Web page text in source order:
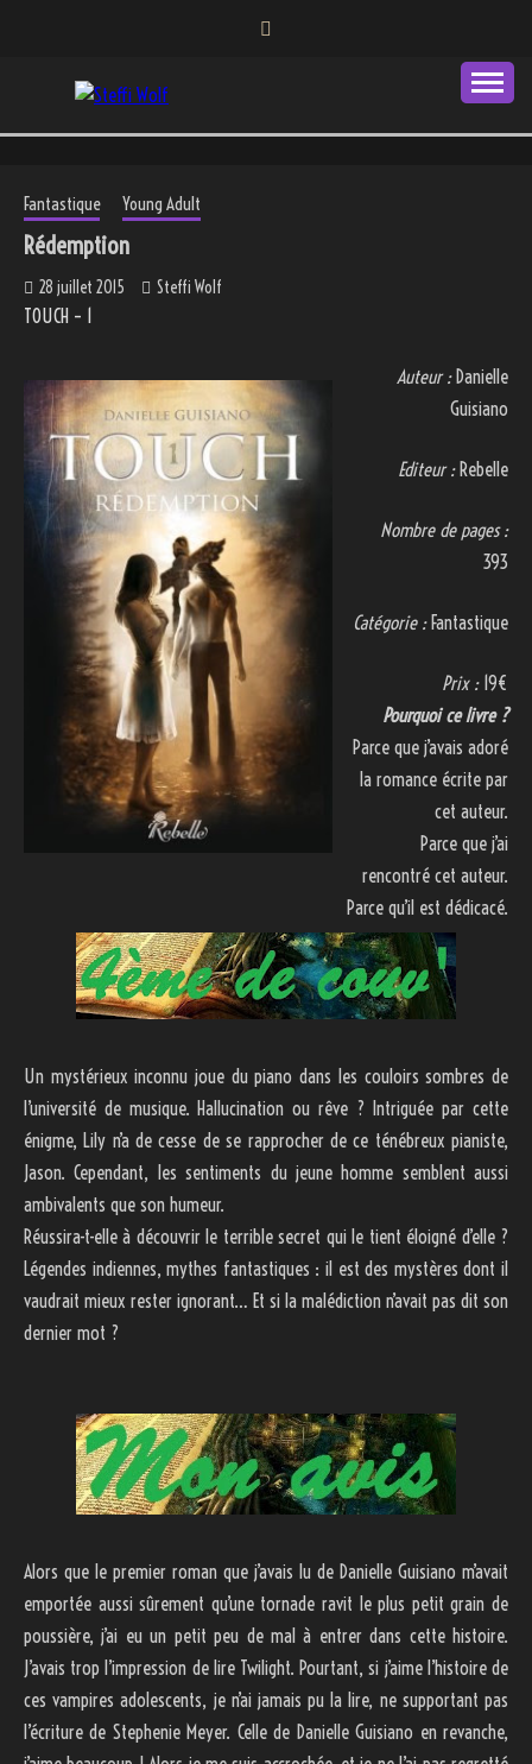
STEFFI WOLF
Fantastique Young Adult
Rédemption
28 juillet 2015 Steffi Wolf
TOUCH – 1
Auteur :Danielle
Guisiano
Editeur :Rebelle
Nombre de pages :
393
Catégorie :Fantastique
Prix :19€
Pourquoi ce livre ?
Parce que j’avais adoré
la romance écrite par
cet auteur.
Parce que j’ai
rencontré cet auteur.
Parce qu’il est dédicacé.
Un mystérieux inconnu joue du piano dans les couloirs sombres de
l’université de musique. Hallucination ou rêve ? Intriguée par cette
énigme, Lily n’a de cesse de se rapprocher de ce ténébreux pianiste,
Jason. Cependant, les sentiments du jeune homme semblent aussi
ambivalents que son humeur.
Réussira-t-elle à découvrir le terrible secret qui le tient éloigné d’elle ?
Légendes indiennes, mythes fantastiques : il est des mystères dont il
vaudrait mieux rester ignorant… Et si la malédiction n’avait pas dit son
dernier mot ?
Alors que le premier roman que j’avais lu de Danielle Guisiano m’avait
emportée aussi sûrement qu’une tornade ravit le plus petit grain de
poussière, j’ai eu un petit peu de mal à entrer dans cette histoire.
J’avais trop l’impression de lire Twilight. Pourtant, si j’aime l’histoire de
ces vampires adolescents, je n’ai jamais pu la lire, ne supportant pas
l’écriture de Stephenie Meyer. Celle de Danielle Guisiano en revanche,